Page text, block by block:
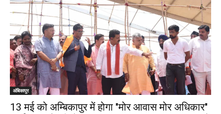
अंबिकापुर
13 मई को अम्बिकापुर में होगा "मोर आवास मोर अधिकार"